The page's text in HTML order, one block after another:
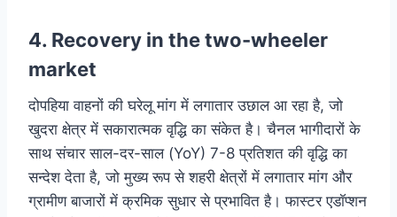
4. Recovery in the two-wheeler
market
दोपहिया वाहनों की घरेलू मांग में लगातार उछाल आ रहा है, जो
खुदरा क्षेत्र में सकारात्मक वृद्धि का संकेत है। चैनल भागीदारों के
साथ संचार साल-दर-साल (YoY) 7-8 प्रतिशत की वृद्धि का
सन्देश देता है, जो मुख्य रूप से शहरी क्षेत्रों में लगातार मांग और
ग्रामीण बाजारों में क्रमिक सुधार से प्रभावित है। फास्टर एडॉप्शन